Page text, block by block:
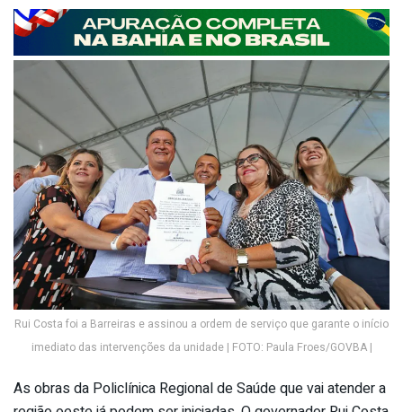
Rui Costa foi a Barreiras e assinou a ordem de serviço que garante o início
imediato das intervenções da unidade | FOTO: Paula Froes/GOVBA |
As obras da Policlínica Regional de Saúde que vai atender a